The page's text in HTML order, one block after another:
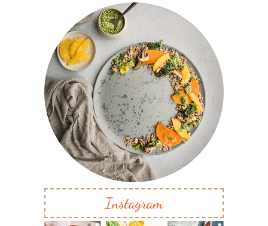
Instagram